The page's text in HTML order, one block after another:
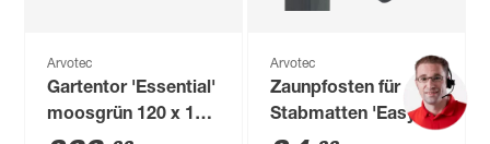
Arvotec
Gartentor 'Essential'
moosgrün 120 x 160
Arvotec
Zaunpfosten für
Stabmatten 'Easy'